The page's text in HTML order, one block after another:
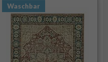
Waschbar